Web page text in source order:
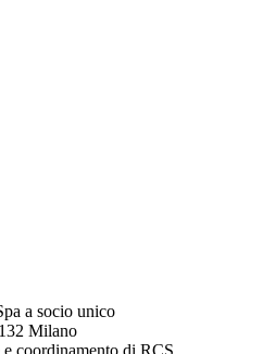
a socio unico
Milano
coordinamento di RCS